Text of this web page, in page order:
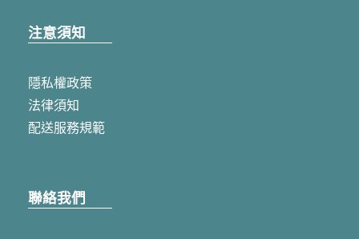
注意須知
隱私權政策
法律須知
配送服務規範
聯絡我們